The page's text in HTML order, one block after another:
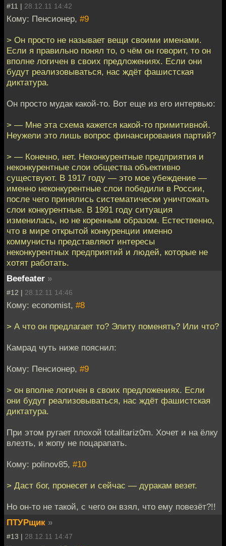
#11 | 28.12.11 14:42
Кому: Пенсионер, #9
> Он просто не называет вещи своими именами.
Если я правильно понял то, о чём он говорит, то он
вполне логичен в своих предложениях. Если они
будут реализовываться, нас ждёт фашистская
диктатура.
Он просто мудак какой-то. Вот еще из его интервью:
> — Мне эта схема кажется какой-то примитивной.
Неужели это лишь вопрос финансирования партий?
> — Конечно, нет. Неконкурентные предприятия и
неконкурентные слои общества объективно
существуют. В 1917 году — это мое убеждение —
именно неконкурентные слои победили в России,
после чего принялись систематически уничтожать
слои конкурентные. В 1991 году ситуация
изменилась, но не коренным образом. Естественно,
что в мире открытой конкуренции именно
коммунисты представляют интересы
неконкурентных предприятий и людей, которые не
хотят работать.
Beefeater »
#12 | 28.12.11 14:46
Кому: economist, #8
> А что он предлагает то? Элиту поменять? Или что?
Камрад чуть ниже пояснил:
Кому: Пенсионер, #9
> он вполне логичен в своих предложениях. Если
они будут реализовываться, нас ждёт фашистская
диктатура.
При этом ругает плохой totalitariz0m. Хочет и на ёлку
влезть, и жопу не поцарапать.
Кому: polinov85, #10
> Даст бог, пронесет и сейчас — дуракам везет.
Но он-то не такой, с чего он взял, что ему повезёт?!!
ПТУРщик »
#13 | 28.12.11 14:47